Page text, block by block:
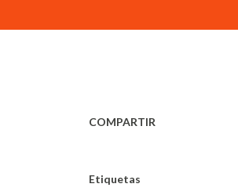
COMPARTIR
Etiquetas